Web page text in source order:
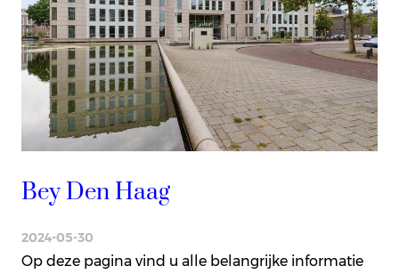
Bey Den Haag
2024-05-30
Op deze pagina vind u alle belangrijke informatie